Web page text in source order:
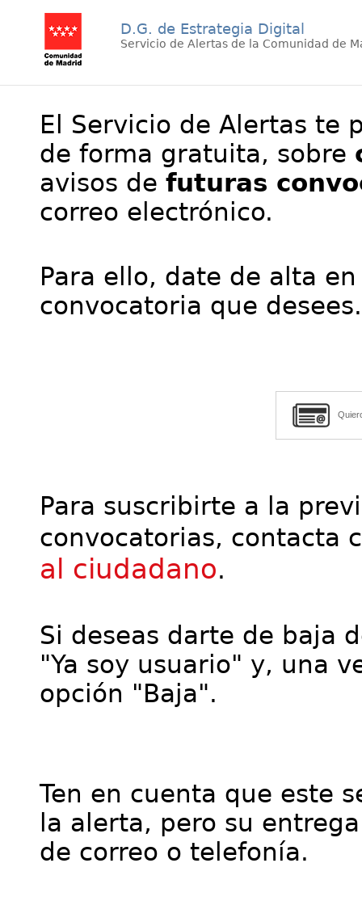
D.G. de Estrategia Digital
Servicio de Alertas de la Comunidad de
El Servicio de Alertas te
de forma gratuita, sobre
avisos de futuras
correo electrónico.
Para ello, date de alta
convocatoria que desees.
Para suscribirte a la
convocatorias, contacta
al ciudadano.
Si deseas darte de baja
"Ya soy usuario" y, una
opción "Baja".
Ten en cuenta que este
la alerta, pero su
de correo o telefonía.